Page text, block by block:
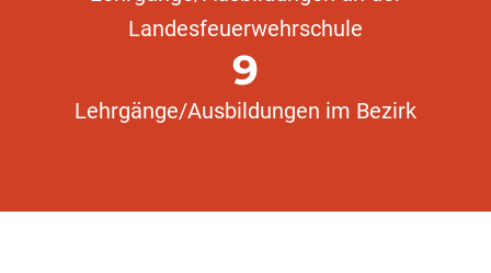
Landesfeuerwehrschule
9
Lehrgänge/Ausbildungen im Bezirk